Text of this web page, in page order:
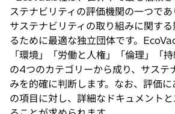
ステナビリティの評価機関の一つで
サステナビリティの取り組みに関す
るために最適な独立団体です。
「環境」「労働と人権」「倫理」「
の4つのカテゴリーから成り、サステ
みを的確に判断します。なお、評価に
の項目に対し、詳細なドキュメント